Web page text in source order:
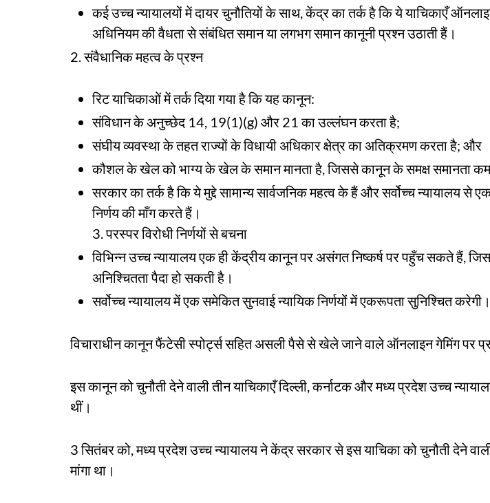
कई उच्च न्यायालयों में दायर चुनौतियों के साथ, केंद्र का तर्क है कि ये याचिकाएँ
अधिनियम की वैधता से संबंधित समान या लगभग समान कानूनी प्रश्न उठाती हैं।
2. संवैधानिक महत्व के प्रश्न
रिट याचिकाओं में तर्क दिया गया है कि यह कानून:
संविधान के अनुच्छेद 14, 19(1)(g) और 21 का उल्लंघन करता है;
संघीय व्यवस्था के तहत राज्यों के विधायी अधिकार क्षेत्र का अतिक्रमण करता है; और
कौशल के खेल को भाग्य के खेल के समान मानता है, जिससे कानून के समक्ष समानता
सरकार का तर्क है कि ये मुद्दे सामान्य सार्वजनिक महत्व के हैं और सर्वोच्च न्यायालय से
निर्णय की माँग करते हैं।
3. परस्पर विरोधी निर्णयों से बचना
विभिन्न उच्च न्यायालय एक ही केंद्रीय कानून पर असंगत निष्कर्ष पर पहुँच सकते हैं,
अनिश्चितता पैदा हो सकती है।
सर्वोच्च न्यायालय में एक समेकित सुनवाई न्यायिक निर्णयों में एकरूपता सुनिश्चित करेगी।
विचाराधीन कानून फैंटेसी स्पोर्ट्स सहित असली पैसे से खेले जाने वाले ऑनलाइन गेमिंग पर
इस कानून को चुनौती देने वाली तीन याचिकाएँ दिल्ली, कर्नाटक और मध्य प्रदेश उच्च
थीं।
3 सितंबर को, मध्य प्रदेश उच्च न्यायालय ने केंद्र सरकार से इस याचिका को चुनौती देने
मांगा था।